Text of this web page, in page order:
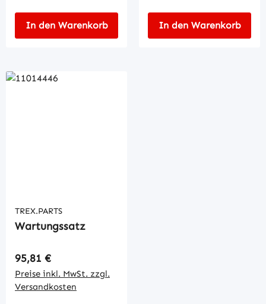
In den Warenkorb In den Warenkorb
TREX.PARTS
Wartungssatz
Regulärer Preis:
95,81 €
Preise inkl. MwSt. zzgl.
Versandkosten